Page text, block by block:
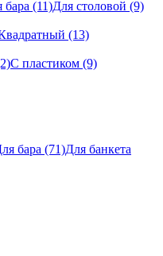
бара (11)Для столовой (9)
(13)
С пластиком (9)
бара (71)Для банкета